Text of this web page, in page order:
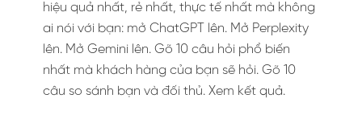
hiệu quả nhất, rẻ nhất, thực tế nhất mà không
ai nói với bạn: mở ChatGPT lên. Mở Perplexity
lên. Mở Gemini lên. Gõ 10 câu hỏi phổ biến
nhất mà khách hàng của bạn sẽ hỏi. Gõ 10
câu so sánh bạn và đối thủ. Xem kết quả.